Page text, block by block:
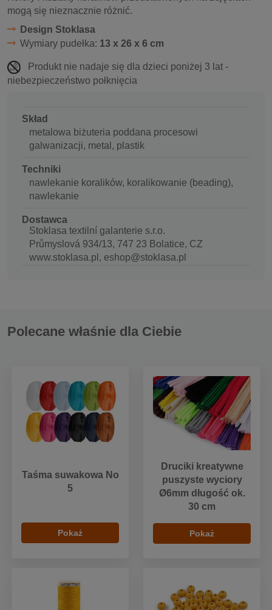
mogą się nieznacznie różnić.
Design Stoklasa
Wymiary pudełka: 13 x 26 x 6 cm
Produkt nie nadaje się dla dzieci poniżej 3 lat -
niebezpieczeństwo połknięcia
Skład
metalowa biżuteria poddana procesowi
galwanizacji, metal, plastik
Techniki
nawlekanie koralików, koralikowanie (beading),
nawlekanie
Dostawca
Stoklasa textilní galanterie s.r.o.
Průmyslová 934/13, 747 23 Bolatice, CZ
www.stoklasa.pl, eshop@stoklasa.pl
Polecane właśnie dla Ciebie
Taśma suwakowa No
5
Pokaż
Druciki kreatywne
puszyste wyciory
Ø6mm długość ok.
30 cm
Pokaż